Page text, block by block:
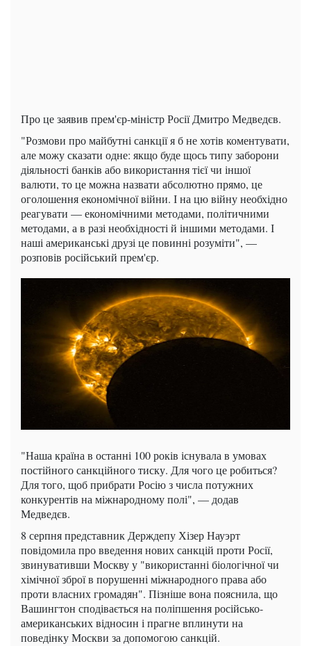
Про це заявив прем'єр-міністр Росії Дмитро Медведєв.
"Розмови про майбутні санкції я б не хотів коментувати,
але можу сказати одне: якщо буде щось типу заборони
діяльності банків або використання тієї чи іншої
валюти, то це можна назвати абсолютно прямо, це
оголошення економічної війни. І на цю війну необхідно
реагувати — економічними методами, політичними
методами, а в разі необхідності й іншими методами. І
наші американські друзі це повинні розуміти", —
розповів російський прем'єр.
"Наша країна в останні 100 років існувала в умовах
постійного санкційного тиску. Для чого це робиться?
Для того, щоб прибрати Росію з числа потужних
конкурентів на міжнародному полі", — додав
Медведєв.
8 серпня представник Держдепу Хізер Науэрт
повідомила про введення нових санкцій проти Росії,
звинувативши Москву у "використанні біологічної чи
хімічної зброї в порушенні міжнародного права або
проти власних громадян". Пізніше вона пояснила, що
Вашингтон сподівається на поліпшення російсько-
американських відносин і прагне вплинути на
поведінку Москви за допомогою санкцій.